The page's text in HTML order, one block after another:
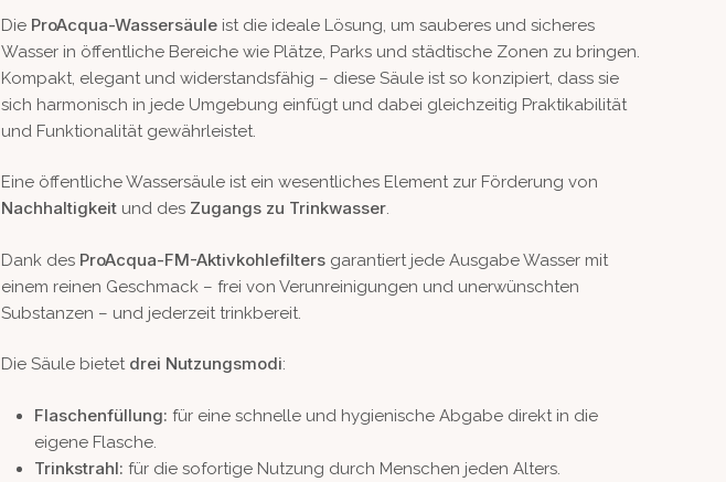
Die ProAcqua-Wassersäule ist die ideale Lösung, um sauberes und sicheres
Wasser in öffentliche Bereiche wie Plätze, Parks und städtische Zonen zu bringen.
Kompakt, elegant und widerstandsfähig – diese Säule ist so konzipiert, dass sie
sich harmonisch in jede Umgebung einfügt und dabei gleichzeitig Praktikabilität
und Funktionalität gewährleistet.
Eine öffentliche Wassersäule ist ein wesentliches Element zur Förderung von
Nachhaltigkeit und des Zugangs zu Trinkwasser.
Dank des ProAcqua-FM-Aktivkohlefilters garantiert jede Ausgabe Wasser mit
einem reinen Geschmack – frei von Verunreinigungen und unerwünschten
Substanzen – und jederzeit trinkbereit.
Die Säule bietet drei Nutzungsmodi:
Flaschenfüllung: für eine schnelle und hygienische Abgabe direkt in die
eigene Flasche.
Trinkstrahl: für die sofortige Nutzung durch Menschen jeden Alters.